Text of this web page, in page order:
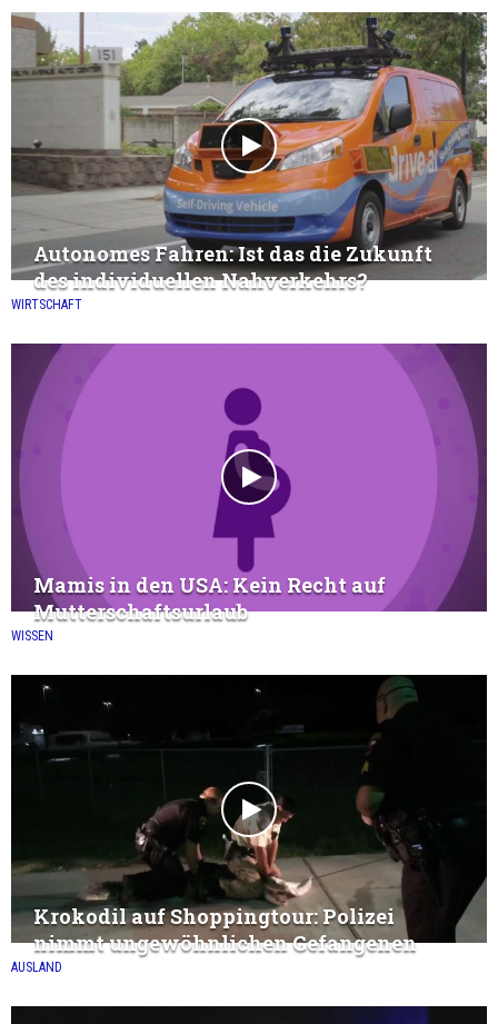
WIRTSCHAFT
Autonomes Fahren: Ist das die Zukunft
des individuellen Nahverkehrs?
WISSEN
Mamis in den USA: Kein Recht auf
Mutterschaftsurlaub
AUSLAND
Krokodil auf Shoppingtour: Polizei
nimmt ungewöhnlichen Gefangenen